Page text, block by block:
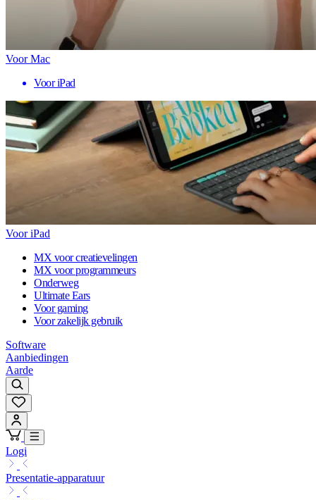
Voor Mac
Voor iPad
Voor iPad
MX voor creatievelingen
MX voor programmeurs
Onderweg
Ultimate Ears
Voor gaming
Voor zakelijk gebruik
Software
Aanbiedingen
Aarde
Logi
Presentatie-apparatuur